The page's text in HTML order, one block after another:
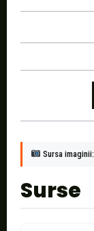
Sursa imaginii:
Surse